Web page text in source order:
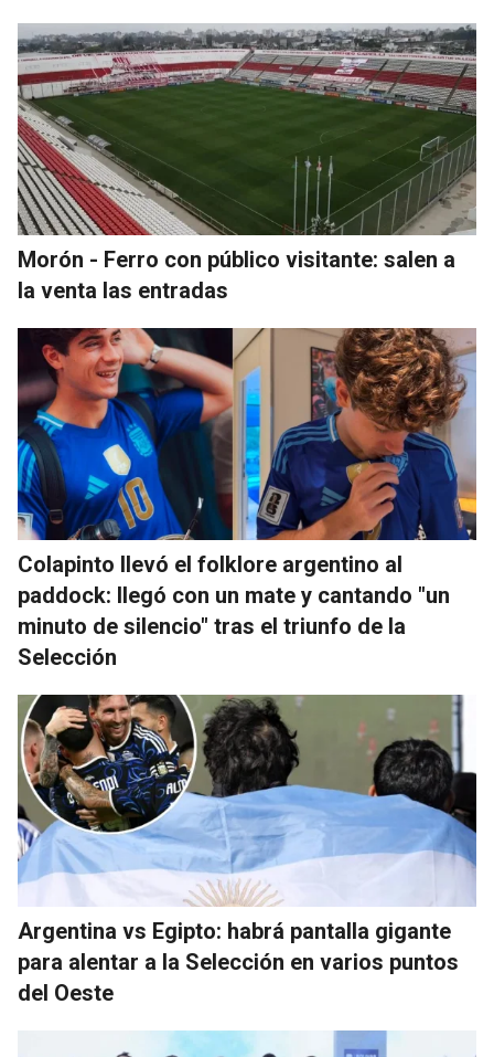
Morón - Ferro con público visitante: salen a
la venta las entradas
Colapinto llevó el folklore argentino al
paddock: llegó con un mate y cantando "un
minuto de silencio" tras el triunfo de la
Selección
Argentina vs Egipto: habrá pantalla gigante
para alentar a la Selección en varios puntos
del Oeste